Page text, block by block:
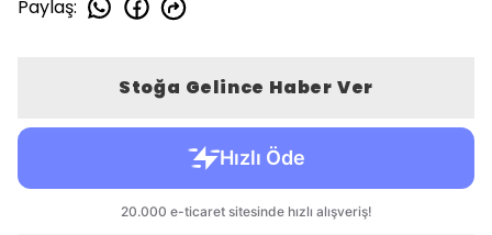
Paylaş:
Stoğa Gelince Haber Ver